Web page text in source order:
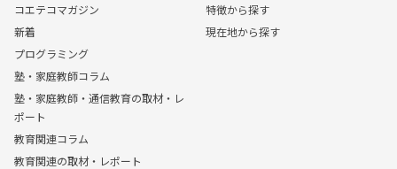
コエテコマガジン
新着
プログラミング
塾・家庭教師コラム
塾・家庭教師・通信教育の取材・レ
ポート
教育関連コラム
教育関連の取材・レポート
特徴から探す
現在地から探す